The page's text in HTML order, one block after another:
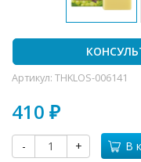
Артикул: THKLOS-006141
410 ₽
- + В